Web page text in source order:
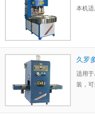
本机
久罗
适用于
装，